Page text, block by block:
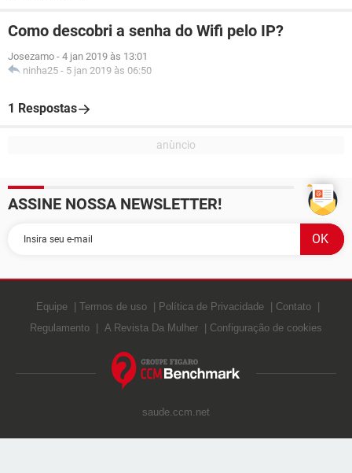
Como descobri a senha do Wifi pelo IP?
Josezamo - 4 jan 2019 às 13:01
ninha25 - 5 jan 2019 às 06:50
1 Respostas
ASSINE NOSSA NEWSLETTER!
Equipe Termos de uso Política de Privacidade
Contato
Regulamento
A Revista Da Mulher Configuração de cookies
saude.ccm.net